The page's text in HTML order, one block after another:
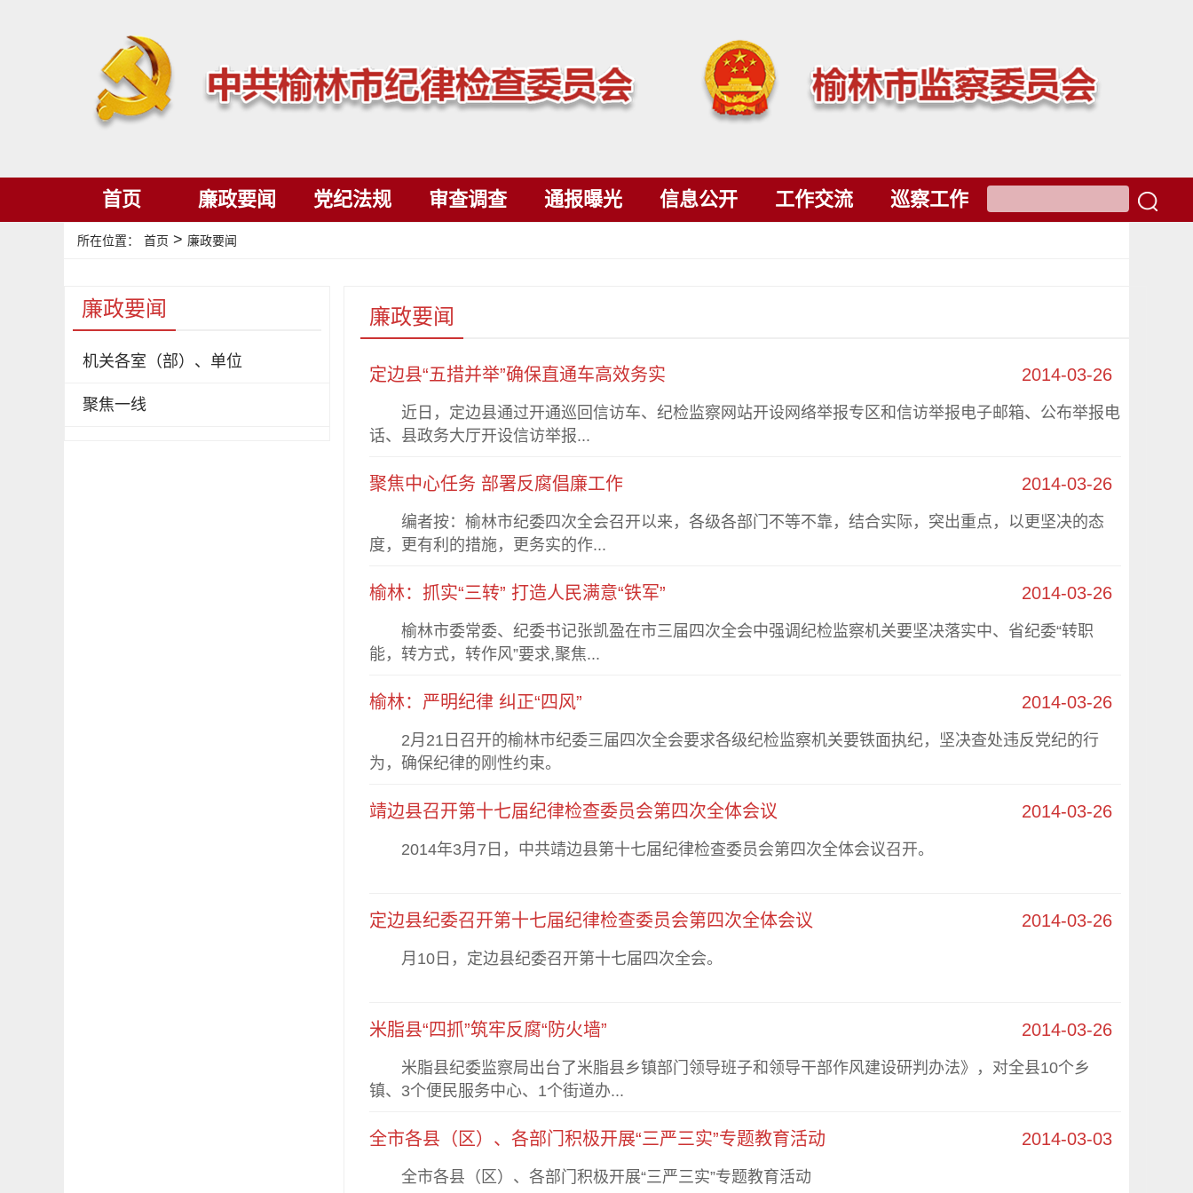
首页 廉政要闻 党纪法规 审查调查 通报曝光 信息公开 工作交流 巡察工作
所在位置： 首页 > 廉政要闻
廉政要闻
机关各室（部）、单位
聚焦一线
廉政要闻
2014-03-26
定边县“五措并举”确保直通车高效务实
近日，定边县通过开通巡回信访车、纪检监察网站开设网络举报专区和信访举报电子邮箱、公布举报电
话、县政务大厅开设信访举报...
2014-03-26
聚焦中心任务 部署反腐倡廉工作
编者按：榆林市纪委四次全会召开以来，各级各部门不等不靠，结合实际，突出重点，以更坚决的态
度，更有利的措施，更务实的作...
2014-03-26
榆林：抓实“三转” 打造人民满意“铁军”
榆林市委常委、纪委书记张凯盈在市三届四次全会中强调纪检监察机关要坚决落实中、省纪委“转职
能，转方式，转作风”要求,聚焦...
2014-03-26
榆林：严明纪律 纠正“四风”
2月21日召开的榆林市纪委三届四次全会要求各级纪检监察机关要铁面执纪，坚决查处违反党纪的行
为，确保纪律的刚性约束。
2014-03-26
靖边县召开第十七届纪律检查委员会第四次全体会议
2014年3月7日，中共靖边县第十七届纪律检查委员会第四次全体会议召开。
2014-03-26
定边县纪委召开第十七届纪律检查委员会第四次全体会议
月10日，定边县纪委召开第十七届四次全会。
2014-03-26
米脂县“四抓”筑牢反腐“防火墙”
米脂县纪委监察局出台了米脂县乡镇部门领导班子和领导干部作风建设研判办法》，对全县10个乡
镇、3个便民服务中心、1个街道办...
2014-03-03
全市各县（区）、各部门积极开展“三严三实”专题教育活动
全市各县（区）、各部门积极开展“三严三实”专题教育活动